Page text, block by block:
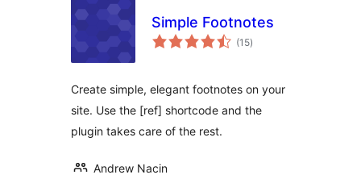
Simple Footnotes
(15საერთო
რეიტინგი
)
Create simple, elegant footnotes on your
site. Use the [ref] shortcode and the
plugin takes care of the rest.
Andrew Nacin